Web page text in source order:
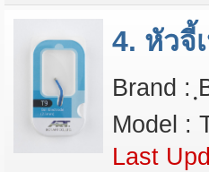
4. หัวจี้
Brand :
Model :
Last